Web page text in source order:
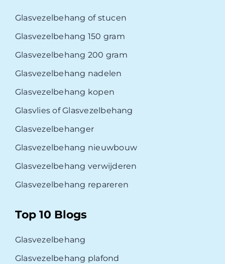
Glasvezelbehang of stucen
Glasvezelbehang 150 gram
Glasvezelbehang 200 gram
Glasvezelbehang nadelen
Glasvezelbehang kopen
Glasvlies of Glasvezelbehang
Glasvezelbehanger
Glasvezelbehang nieuwbouw
Glasvezelbehang verwijderen
Glasvezelbehang repareren
Top 10 Blogs
Glasvezelbehang
Glasvezelbehang plafond